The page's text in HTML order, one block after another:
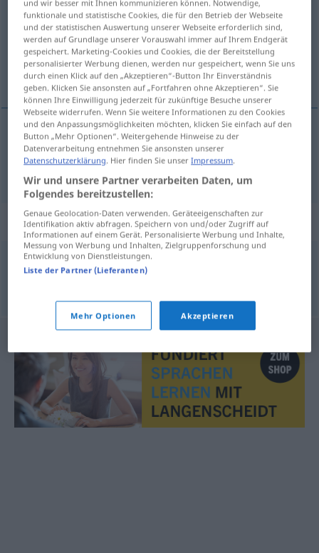
Übersicht aller Übersetzungen
(Für mehr Details die Übersetzung anklicken/antippen)
kreveljenje
kreveljenje Grimassen
Beispielsätze für "Grimassen"
Grimassen schneiden
und wir besser mit Ihnen kommunizieren können. Notwendige,
funktionale und statistische Cookies, die für den Betrieb der Webseite
und der statistischen Auswertung unserer Webseite erforderlich sind,
werden auf Grundlage unserer Vorauswahl immer auf Ihrem Endgerät
gespeichert. Marketing-Cookies und Cookies, die der Bereitstellung
personalisierter Werbung dienen, werden nur gespeichert, wenn Sie uns
durch einen Klick auf den „Akzeptieren“-Button Ihr Einverständnis
geben. Klicken Sie ansonsten auf „Fortfahren ohne Akzeptieren“. Sie
können Ihre Einwilligung jederzeit für zukünftige Besuche unserer
Webseite widerrufen. Wenn Sie weitere Informationen zu den Cookies
und den Anpassungsmöglichkeiten möchten, klicken Sie einfach auf den
Button „Mehr Optionen“. Weitergehende Hinweise zu der
Datenverarbeitung entnehmen Sie ansonsten unserer
Datenschutzerklärung. Hier finden Sie unserImpressum.
Wir und unsere Partner verarbeiten Daten, um
Folgendes bereitzustellen:
Genaue Geolocation-Daten verwenden. Geräteeigenschaften zur
Identifikation aktiv abfragen. Speichern von und/oder Zugriff auf
Informationen auf einem Gerät. Personalisierte Werbung und Inhalte,
Messung von Werbung und Inhalten, Zielgruppenforschung und
Entwicklung von Dienstleistungen.
Liste der Partner (Lieferanten)
Mehr Optionen Akzeptieren